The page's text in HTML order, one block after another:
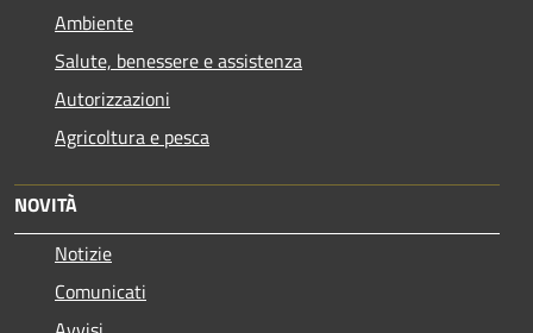
Ambiente
Salute, benessere e assistenza
Autorizzazioni
Agricoltura e pesca
NOVITÀ
Notizie
Comunicati